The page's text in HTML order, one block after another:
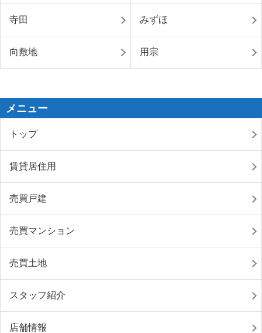
寺田 みずほ
向敷地 用宗
メニュー
トップ
賃貸居住用
売買戸建
売買マンション
売買土地
スタッフ紹介
店舗情報